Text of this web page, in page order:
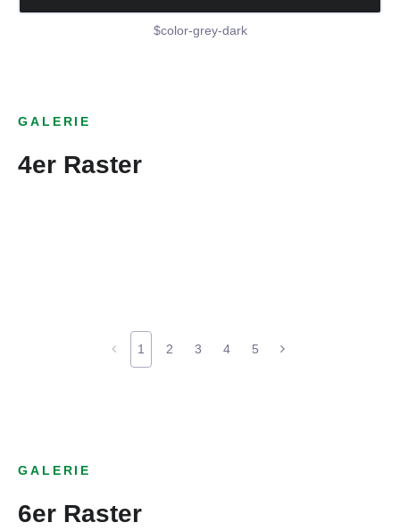
$color-grey-dark
GALERIE
4er Raster
1 2 3 4 5
GALERIE
6er Raster